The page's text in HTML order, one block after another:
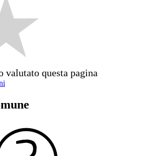
valutato questa pagina